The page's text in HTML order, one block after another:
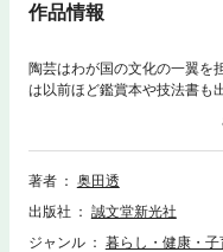
作品情報
陶芸はわが国の文化の一翼を
は以前ほど鑑賞本や技法書も
を継いできた家の代替わりも
る若者もが少なくなってきて
いてきた日本の陶芸は、この
かと危惧されます。 日本料
模の割烹に変わってきていま
１〜３万円から、この10年で
著者
奥田透
出版社
誠文堂新光社
ジャンル
暮らし・健康・子